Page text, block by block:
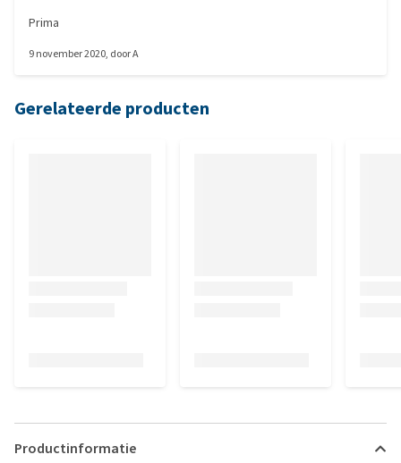
Prima
9 november 2020, doorA
Gerelateerde producten
Productinformatie